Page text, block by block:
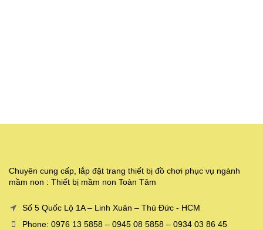
Chuyên cung cấp, lắp đặt trang thiết bị đồ chơi phục vụ ngành
mầm non : Thiết bị mầm non Toàn Tâm
Số 5 Quốc Lộ 1A – Linh Xuân – Thủ Đức - HCM
Phone: 0976 13 5858 – 0945 08 5858 – 0934 03 86 45